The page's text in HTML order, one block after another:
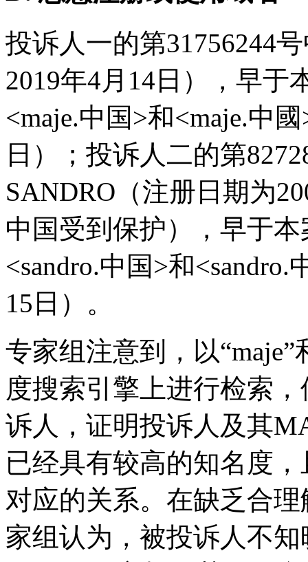
投诉人一的第31756244
2019年4月14日），早于
<maje.中国>和<maje.中
日）；投诉人二的第
SANDRO（注册日期为
中国受到保护），早于
<sandro.中国>和
15日）。
专家组注意到，以“maje”
度搜索引擎上进行检索
诉人，证明投诉人及其
已经具有较高的知名度
对应的关系。在缺乏合
家组认为，被投诉人不